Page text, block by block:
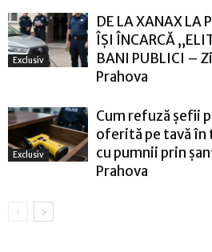
Exclusiv
DE LA XANAX LA
ÎȘI ÎNCARCĂ
BANI PUBLICI –
Prahova
Exclusiv
Cum refuză șefii
oferită pe tavă în
cu pumnii prin
Prahova